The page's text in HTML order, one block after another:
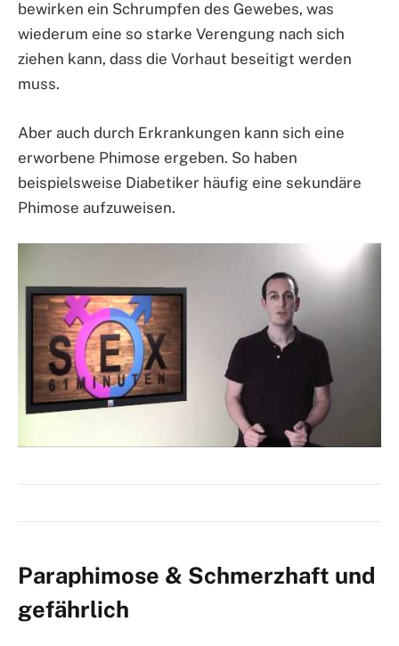
bewirken ein Schrumpfen des Gewebes, was
wiederum eine so starke Verengung nach sich
ziehen kann, dass die Vorhaut beseitigt werden
muss.
Aber auch durch Erkrankungen kann sich eine
erworbene Phimose ergeben. So haben
beispielsweise Diabetiker häufig eine sekundäre
Phimose aufzuweisen.
Paraphimose & Schmerzhaft und
gefährlich